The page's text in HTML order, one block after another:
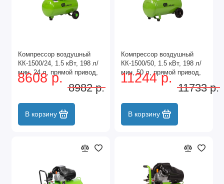
Компрессор воздушный
КК-1500/24, 1.5 кВт, 198 л/
мин, 24 л, прямой привод,
масляный Сибртех
8608 р.
8982 р.
В корзину
Компрессор воздушный
КК-1500/50, 1.5 кВт, 198 л/
мин, 50 л, прямой привод,
масляный Сибртех
11244 р.
11733 р.
В корзину